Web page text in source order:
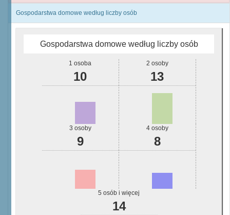
Gospodarstwa domowe według liczby osób
Gospodarstwa domowe według liczby osób
1 osoba
10
2 osoby
13
3 osoby
9
4 osoby
8
5 osób i więcej
14